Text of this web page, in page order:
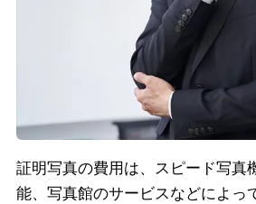
証明写真の費用は、スピード写真
能、写真館のサービスなどによっ